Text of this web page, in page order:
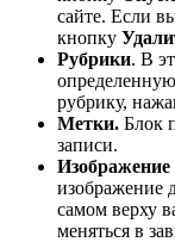
сайте. Если
кнопку
Рубрики. В
рубрику,
Метки. Блок
записи.
Изображение
изображение
самом верху
меняться в